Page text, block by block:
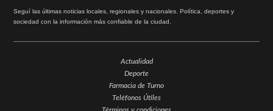
Seguí las últimas noticias locales, regionales y nacionales. Política, deportes y
sociedad con la información más confiable de la ciudad.
Actualidad
Deporte
Farmacia de Turno
Teléfonos Útiles